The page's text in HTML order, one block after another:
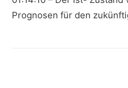
Prognosen für den